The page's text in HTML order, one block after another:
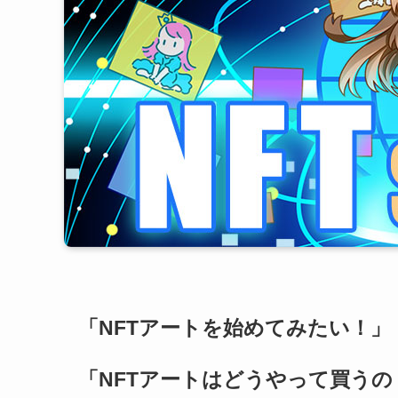
「NFTアートを始めてみたい！」
「NFTアートはどうやって買うの